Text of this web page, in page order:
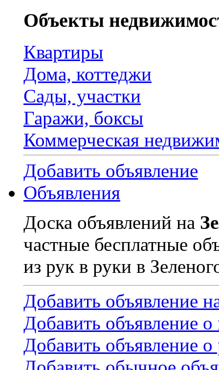
Объекты
Квартиры
Дома, коттеджи
Сады, участки
Гаражи, боксы
Коммерческая
Добавить объявление
Объявления
Доска объявлений на
частные бесплатные
из рук в руки в
Добавить объявление
Добавить объявление
Добавить объявление о